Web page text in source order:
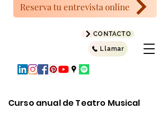
CONTACTO
Llamar
Reserva tu entrevista online
Curso anual de Teatro Musical